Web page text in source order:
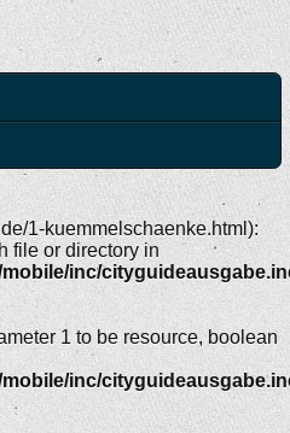
1-kuemmelschaenke.html):
file or directory in
inc/
1 to be resource, boolean
inc/